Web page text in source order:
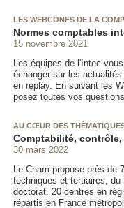
LES WEBCONFS DE LA
Normes comptables
15 novembre 2021
Les équipes de l'Intec
échanger sur les
en replay. En suivant les
posez toutes vos
AU CŒUR DES
Comptabilité,
30 mars 2022
Le Cnam propose près de
techniques et tertiaires,
doctorat. 20 centres en
répartis en France